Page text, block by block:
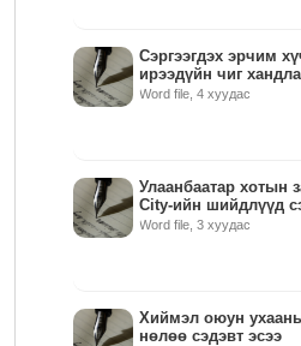
Сэргээгдэх эрчим
ирээдүйн чиг
Word file, 4 хуудас
Улаанбаатар хотын
City-ийн шийдлүүд
Word file, 3 хуудас
Хиймэл оюун ухааны
нөлөө сэдэвт эсээ